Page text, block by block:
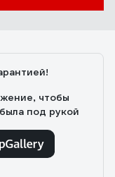
чтобы
под рукой